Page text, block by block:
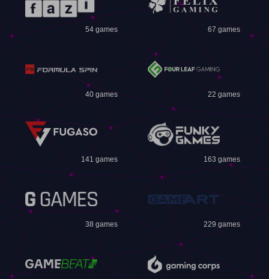
54 games 67 games
40 games 22 games
141 games 163 games
38 games 229 games